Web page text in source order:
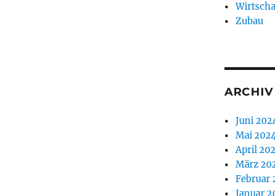
Zubau
ARCHIV
Juni
Mai
April
März
Februar